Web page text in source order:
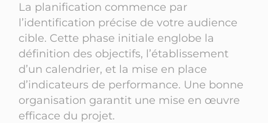
La planification commence par
l’identification précise de votre audience
cible. Cette phase initiale englobe la
définition des objectifs, l’établissement
d’un calendrier, et la mise en place
d’indicateurs de performance. Une bonne
organisation garantit une mise en œuvre
efficace du projet.